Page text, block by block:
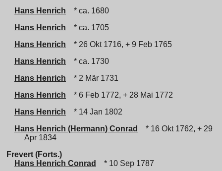
Hans Henrich
* ca. 1680
Hans Henrich
* ca. 1705
Hans Henrich
* 26 Okt 1716, + 9 Feb 1765
Hans Henrich
* ca. 1730
Hans Henrich
* 2 Mär 1731
Hans Henrich
* 6 Feb 1772, + 28 Mai 1772
Hans Henrich
* 14 Jan 1802
Hans Henrich (Hermann) Conrad
* 16 Okt 1762, + 29
Apr 1834
Frevert (Forts.)
Hans Henrich Conrad
* 10 Sep 1787